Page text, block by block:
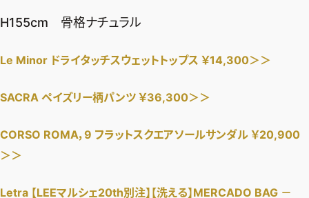
H155cm 骨格ナチュラル
Le Minor ドライタッチスウェットトップス ￥14,300＞＞
SACRA ペイズリー柄パンツ ￥36,300＞＞
CORSO ROMA，9 フラットスクエアソールサンダル ￥20,900
＞＞
Letra 【LEEマルシェ20th別注】【洗える】MERCADO BAG －